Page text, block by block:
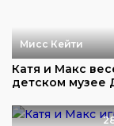
Мисс Кейти
Катя и Макс
детском музее